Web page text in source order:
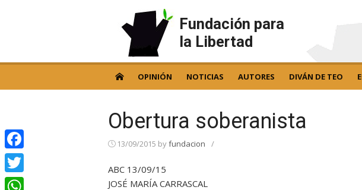
Fundación para
la Libertad
OPINIÓN NOTICIAS AUTORES DIVÁN DE TEO
Obertura soberanista
13/09/2015 byfundacion /
ABC 13/09/15
JOSÉ MARÍA CARRASCAL
Facebook
Twitter